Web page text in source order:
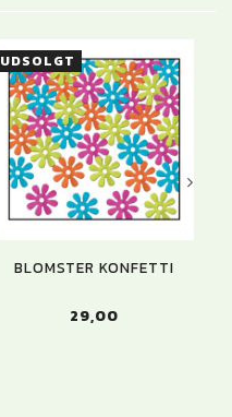
UDSOLGT
BLOMSTER KONFETTI
29,00